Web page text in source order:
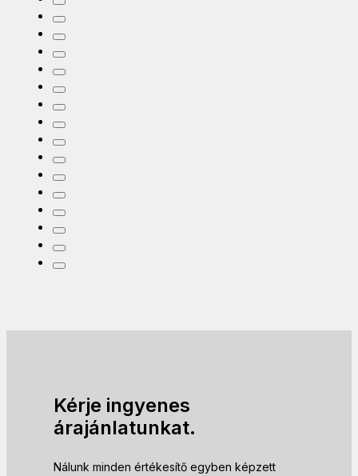
Kérje ingyenes
árajánlatunkat.
Nálunk minden értékesítő egyben képzett